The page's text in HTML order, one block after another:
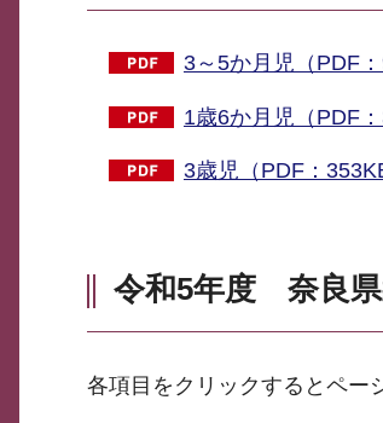
3～5か月児（PDF：
1歳6か月児（PDF：
3歳児（PDF：
令和5年度 奈良県
各項目をクリックするとペー